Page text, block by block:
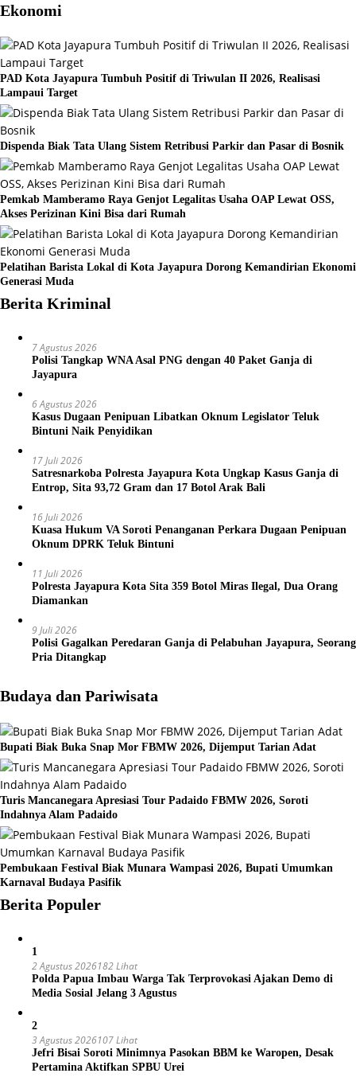
Ekonomi
PAD Kota Jayapura Tumbuh Positif di Triwulan II 2026, Realisasi
Lampaui Target
Dispenda Biak Tata Ulang Sistem Retribusi Parkir dan Pasar di Bosnik
Pemkab Mamberamo Raya Genjot Legalitas Usaha OAP Lewat OSS,
Akses Perizinan Kini Bisa dari Rumah
Pelatihan Barista Lokal di Kota Jayapura Dorong Kemandirian Ekonomi
Generasi Muda
Berita Kriminal
7 Agustus 2026
Polisi Tangkap WNA Asal PNG dengan 40 Paket Ganja di
Jayapura
6 Agustus 2026
Kasus Dugaan Penipuan Libatkan Oknum Legislator Teluk
Bintuni Naik Penyidikan
17 Juli 2026
Satresnarkoba Polresta Jayapura Kota Ungkap Kasus Ganja di
Entrop, Sita 93,72 Gram dan 17 Botol Arak Bali
16 Juli 2026
Kuasa Hukum VA Soroti Penanganan Perkara Dugaan Penipuan
Oknum DPRK Teluk Bintuni
11 Juli 2026
Polresta Jayapura Kota Sita 359 Botol Miras Ilegal, Dua Orang
Diamankan
9 Juli 2026
Polisi Gagalkan Peredaran Ganja di Pelabuhan Jayapura, Seorang
Pria Ditangkap
Budaya dan Pariwisata
Bupati Biak Buka Snap Mor FBMW 2026, Dijemput Tarian Adat
Turis Mancanegara Apresiasi Tour Padaido FBMW 2026, Soroti
Indahnya Alam Padaido
Pembukaan Festival Biak Munara Wampasi 2026, Bupati Umumkan
Karnaval Budaya Pasifik
Berita Populer
1
2 Agustus 2026182 Lihat
Polda Papua Imbau Warga Tak Terprovokasi Ajakan Demo di
Media Sosial Jelang 3 Agustus
2
3 Agustus 2026107 Lihat
Jefri Bisai Soroti Minimnya Pasokan BBM ke Waropen, Desak
Pertamina Aktifkan SPBU Urei